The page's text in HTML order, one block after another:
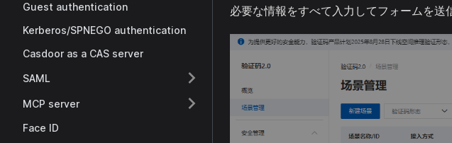
Guest authentication
Kerberos/SPNEGO authentication
Casdoor as a CAS server
SAML
MCP server
Face ID
必要な情報をすべて入力してフォームを送